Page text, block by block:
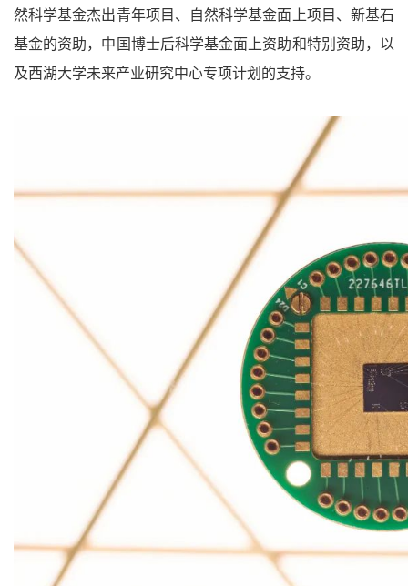
然科学基金杰出青年项目、自然科学基金面上项目、新基石
基金的资助，中国博士后科学基金面上资助和特别资助，以
及西湖大学未来产业研究中心专项计划的支持。